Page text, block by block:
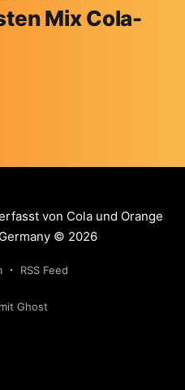
Mix Cola-
von Cola und Orange
© 2026
RSS Feed
Ghost